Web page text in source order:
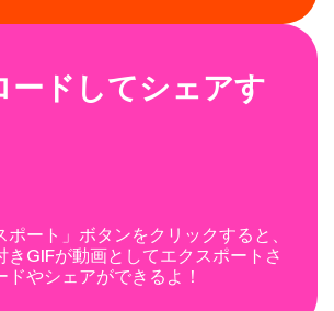
ードしてシェアす
ポート」ボタンをクリックすると、
きGIFが動画としてエクスポートさ
ドやシェアができるよ！